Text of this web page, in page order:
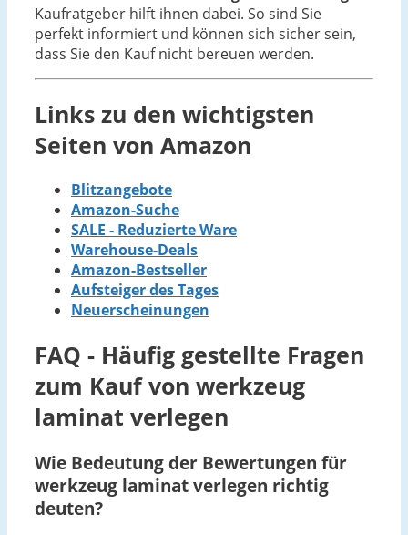
Kaufratgeber hilft ihnen dabei. So sind Sie
perfekt informiert und können sich sicher sein,
dass Sie den Kauf nicht bereuen werden.
Links zu den wichtigsten
Seiten von Amazon
Blitzangebote
Amazon-Suche
SALE - Reduzierte Ware
Warehouse-Deals
Amazon-Bestseller
Aufsteiger des Tages
Neuerscheinungen
FAQ - Häufig gestellte Fragen
zum Kauf von werkzeug
laminat verlegen
Wie Bedeutung der Bewertungen für
werkzeug laminat verlegen richtig
deuten?